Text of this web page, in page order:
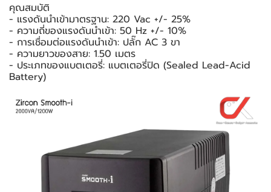
คุณสมบัติ
- แรงดันนำเข้ามาตรฐาน: 220 Vac +/- 25%
- ความถี่ของแรงดันนำเข้า: 50 Hz +/- 10%
- การเชื่อมต่อแรงดันนำเข้า: ปลั๊ก AC 3 ขา
- ความยาวของสาย: 1.50 เมตร
- ประเภทของแบตเตอรี่: แบตเตอรี่ปิด (Sealed Lead-Acid
Battery)